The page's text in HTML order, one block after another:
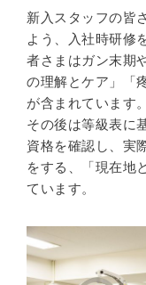
新入スタッフの皆
よう、入社時研修
者さまはガン末期
の理解とケア」「
が含まれています。
その後は等級表に
資格を確認し、実
をする、「現在地
ています。